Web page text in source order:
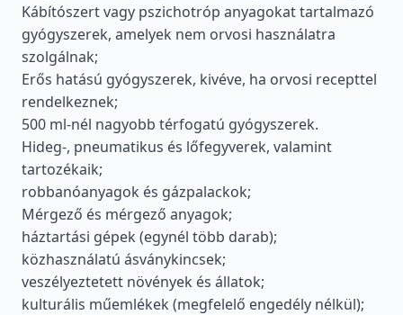
Kábítószert vagy pszichotróp anyagokat tartalmazó
gyógyszerek, amelyek nem orvosi használatra
szolgálnak;
Erős hatású gyógyszerek, kivéve, ha orvosi recepttel
rendelkeznek;
500 ml-nél nagyobb térfogatú gyógyszerek.
Hideg-, pneumatikus és lőfegyverek, valamint
tartozékaik;
robbanóanyagok és gázpalackok;
Mérgező és mérgező anyagok;
háztartási gépek (egynél több darab);
közhasználatú ásványkincsek;
veszélyeztetett növények és állatok;
kulturális műemlékek (megfelelő engedély nélkül);